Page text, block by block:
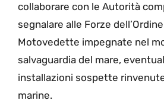
collaborare con le Autorità
segnalare alle Forze
Motovedette impegnate nel
salvaguardia del mare,
installazioni sospette
marine.